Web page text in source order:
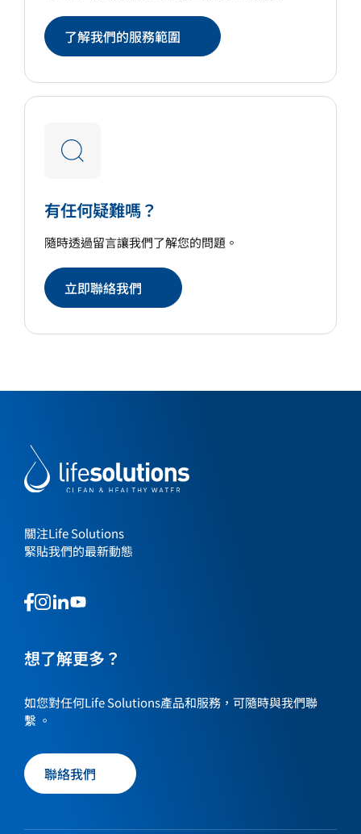
了解我們的服務範圍
有任何疑難嗎？
隨時透過留言讓我們了解您的問題。
立即聯絡我們
關注Life Solutions
緊貼我們的最新動態
This
link
to
social
media
This
link
social
This
link
to
social
This
link
social
想了解更多？
如您對任何Life Solutions產品和服務，可隨時與我們聯
繫 。
聯絡我們